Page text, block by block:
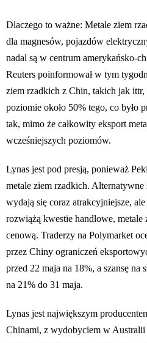
Dlaczego to ważne: Metale ziem
dla magnesów, pojazdów
nadal są w centrum amerykańsko-
Reuters poinformował w tym
ziem rzadkich z Chin, takich jak ittr,
poziomie około 50% tego, co było
tak, mimo że całkowity eksport
wcześniejszych poziomów.
Lynas jest pod presją, ponieważ
metale ziem rzadkich.
wydają się coraz atrakcyjniejsze,
rozwiążą kwestie handlowe, metale
cenową. Traderzy na Polymarket
przez Chiny ograniczeń
przed 22 maja na 18%, a szansę na
na 21% do 31 maja.
Lynas jest największym
Chinami, z wydobyciem w